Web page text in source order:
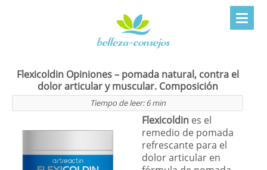
Flexicoldin Opiniones – pomada natural, contra el
dolor articular y muscular. Composición
Tiempo de leer:6 min
Flexicoldin es el
remedio de pomada
refrescante para el
dolor articular en